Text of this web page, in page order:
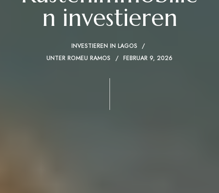
n investieren
INVESTIEREN IN LAGOS
UNTER ROMEU RAMOS FEBRUAR 9, 2026